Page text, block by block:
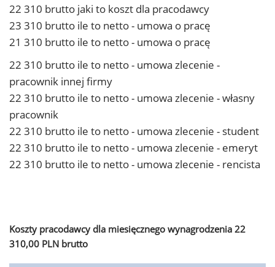
22 310 brutto jaki to koszt dla pracodawcy
23 310 brutto ile to netto - umowa o pracę
21 310 brutto ile to netto - umowa o pracę
22 310 brutto ile to netto - umowa zlecenie -
pracownik innej firmy
22 310 brutto ile to netto - umowa zlecenie - własny
pracownik
22 310 brutto ile to netto - umowa zlecenie - student
22 310 brutto ile to netto - umowa zlecenie - emeryt
22 310 brutto ile to netto - umowa zlecenie - rencista
Koszty pracodawcy dla miesięcznego wynagrodzenia 22
310,00 PLN brutto